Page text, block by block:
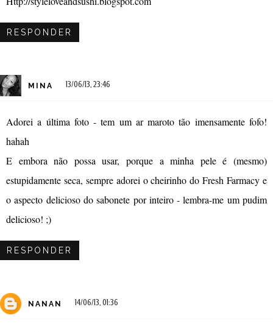
RESPONDER
MINA 13/06/13, 23:46
Adorei a última foto - tem um ar maroto tão imensamente fofo!
hahah
E embora não possa usar, porque a minha pele é (mesmo)
estupidamente seca, sempre adorei o cheirinho do Fresh Farmacy e
o aspecto delicioso do sabonete por inteiro - lembra-me um pudim
delicioso! ;)
RESPONDER
NANAN 14/06/13, 01:36